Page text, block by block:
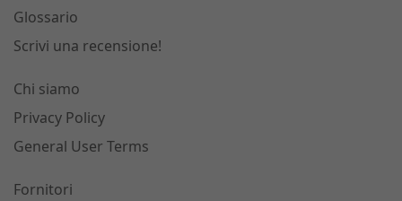
Glossario
Scrivi una recensione!
Chi siamo
Privacy Policy
General User Terms
Fornitori